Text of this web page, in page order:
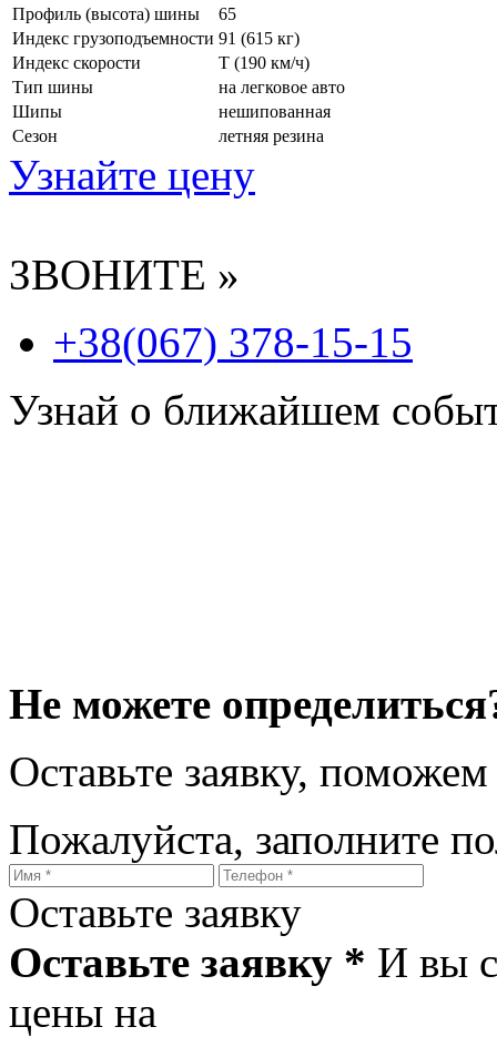
Профиль (высота) шины
65
Индекс грузоподъемности 91 (615 кг)
Индекс скорости
T (190 км/ч)
Тип шины
на легковое авто
Шипы
нешипованная
Сезон
летняя резина
Узнайте цену
ЗВОНИТЕ »
+38(067) 378-15-15
Узнай о ближайшем
Не можете
Оставьте заявку,
Пожалуйста, заполните
Оставьте заявку
Оставьте заявку * И вы
цены на